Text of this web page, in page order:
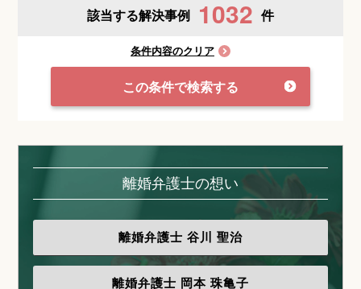
該当する解決事例 1032 件
条件内容のクリア
この条件で検索する
離婚弁護士の想い
離婚弁護士 谷川 聖治
離婚弁護士 岡本 珠亀子